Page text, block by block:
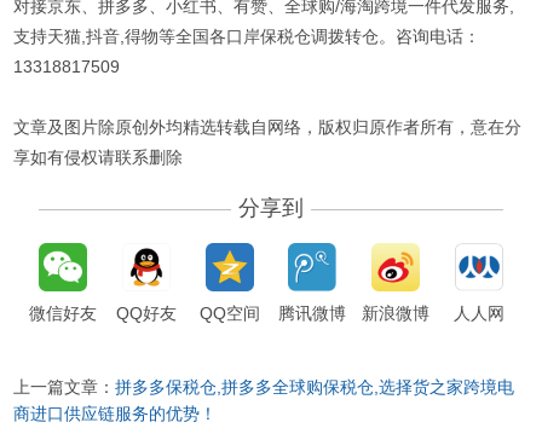
对接京东、拼多多、小红书、有赞、全球购/海淘跨境一件代发服务,
支持天猫,抖音,得物等全国各口岸保税仓调拨转仓。咨询电话：
13318817509
文章及图片除原创外均精选转载自网络，版权归原作者所有，意在分
享如有侵权请联系删除
分享到
微信好友 QQ好友 QQ空间 腾讯微博 新浪微博 人人网
上一篇文章：拼多多保税仓,拼多多全球购保税仓,选择货之家跨境电
商进口供应链服务的优势！